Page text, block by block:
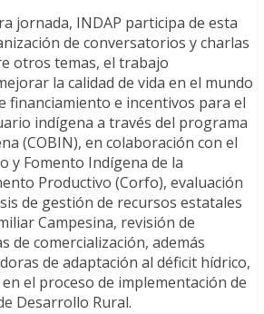
jornada, INDAP participa de esta
de conversatorios y charlas
otros temas, el trabajo
la calidad de vida en el mundo
financiamiento e incentivos para el
indígena a través del programa
(COBIN), en colaboración con el
y Fomento Indígena de la
Productivo (Corfo), evaluación
de gestión de recursos estatales
Campesina, revisión de
de comercialización, además
de adaptación al déficit hídrico,
el proceso de implementación de
Desarrollo Rural.